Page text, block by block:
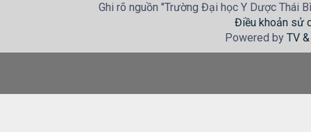
Ghi rõ nguồn "Trường Đại học Y Dược Thái
Điều khoản sử
Powered by TV